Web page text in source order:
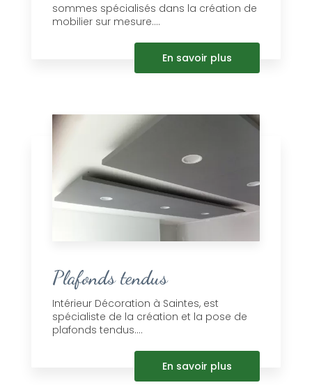
sommes spécialisés dans la création de
mobilier sur mesure....
En savoir plus
Plafonds tendus
Intérieur Décoration à Saintes, est
spécialiste de la création et la pose de
plafonds tendus....
En savoir plus